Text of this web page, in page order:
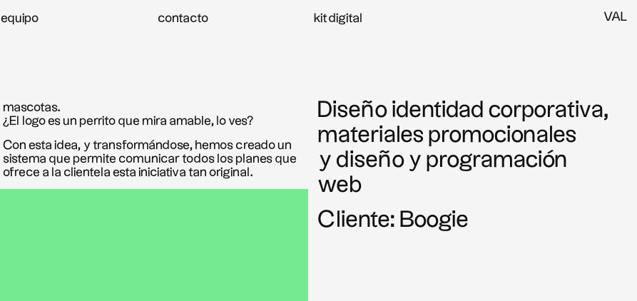
equipo contacto kit digital VAL
mascotas.
¿El logo es un perrito que mira amable, lo ves?
Con esta idea, y transformándose, hemos creado un
sistema que permite comunicar todos los planes que
ofrece a la clientela esta iniciativa tan original.
Diseño identidad corporativa,
materiales promocionales
y diseño y programación
web
Cliente: Boogie